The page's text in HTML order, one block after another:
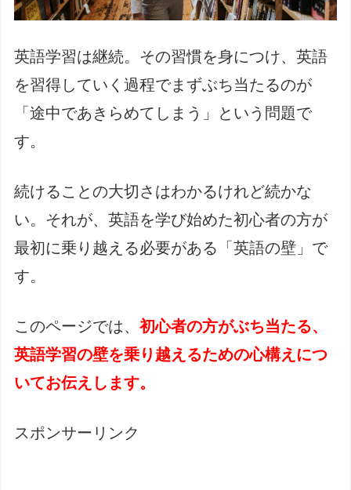
英語学習は継続。その習慣を身につけ、英語
を習得していく過程でまずぶち当たるのが
「途中であきらめてしまう」という問題で
す。
続けることの大切さはわかるけれど続かな
い。それが、英語を学び始めた初心者の方が
最初に乗り越える必要がある「英語の壁」で
す。
このページでは、初心者の方がぶち当たる、
英語学習の壁を乗り越えるための心構えにつ
いてお伝えします。
スポンサーリンク